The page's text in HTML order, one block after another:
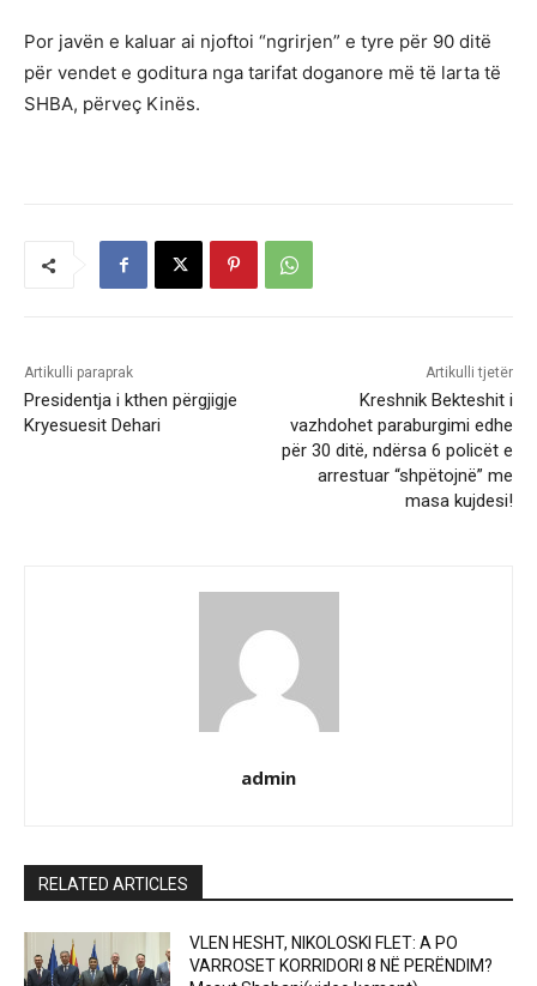
Por javën e kaluar ai njoftoi “ngrirjen” e tyre për 90 ditë
për vendet e goditura nga tarifat doganore më të larta të
SHBA, përveç Kinës.
Artikulli paraprak
Presidentja i kthen përgjigje
Kryesuesit Dehari
Artikulli tjetër
Kreshnik Bekteshit i
vazhdohet paraburgimi edhe
për 30 ditë, ndërsa 6 policët e
arrestuar “shpëtojnë” me
masa kujdesi!
admin
RELATED ARTICLES
VLEN HESHT, NIKOLOSKI FLET: A PO
VARROSET KORRIDORI 8 NË PERËNDIM?